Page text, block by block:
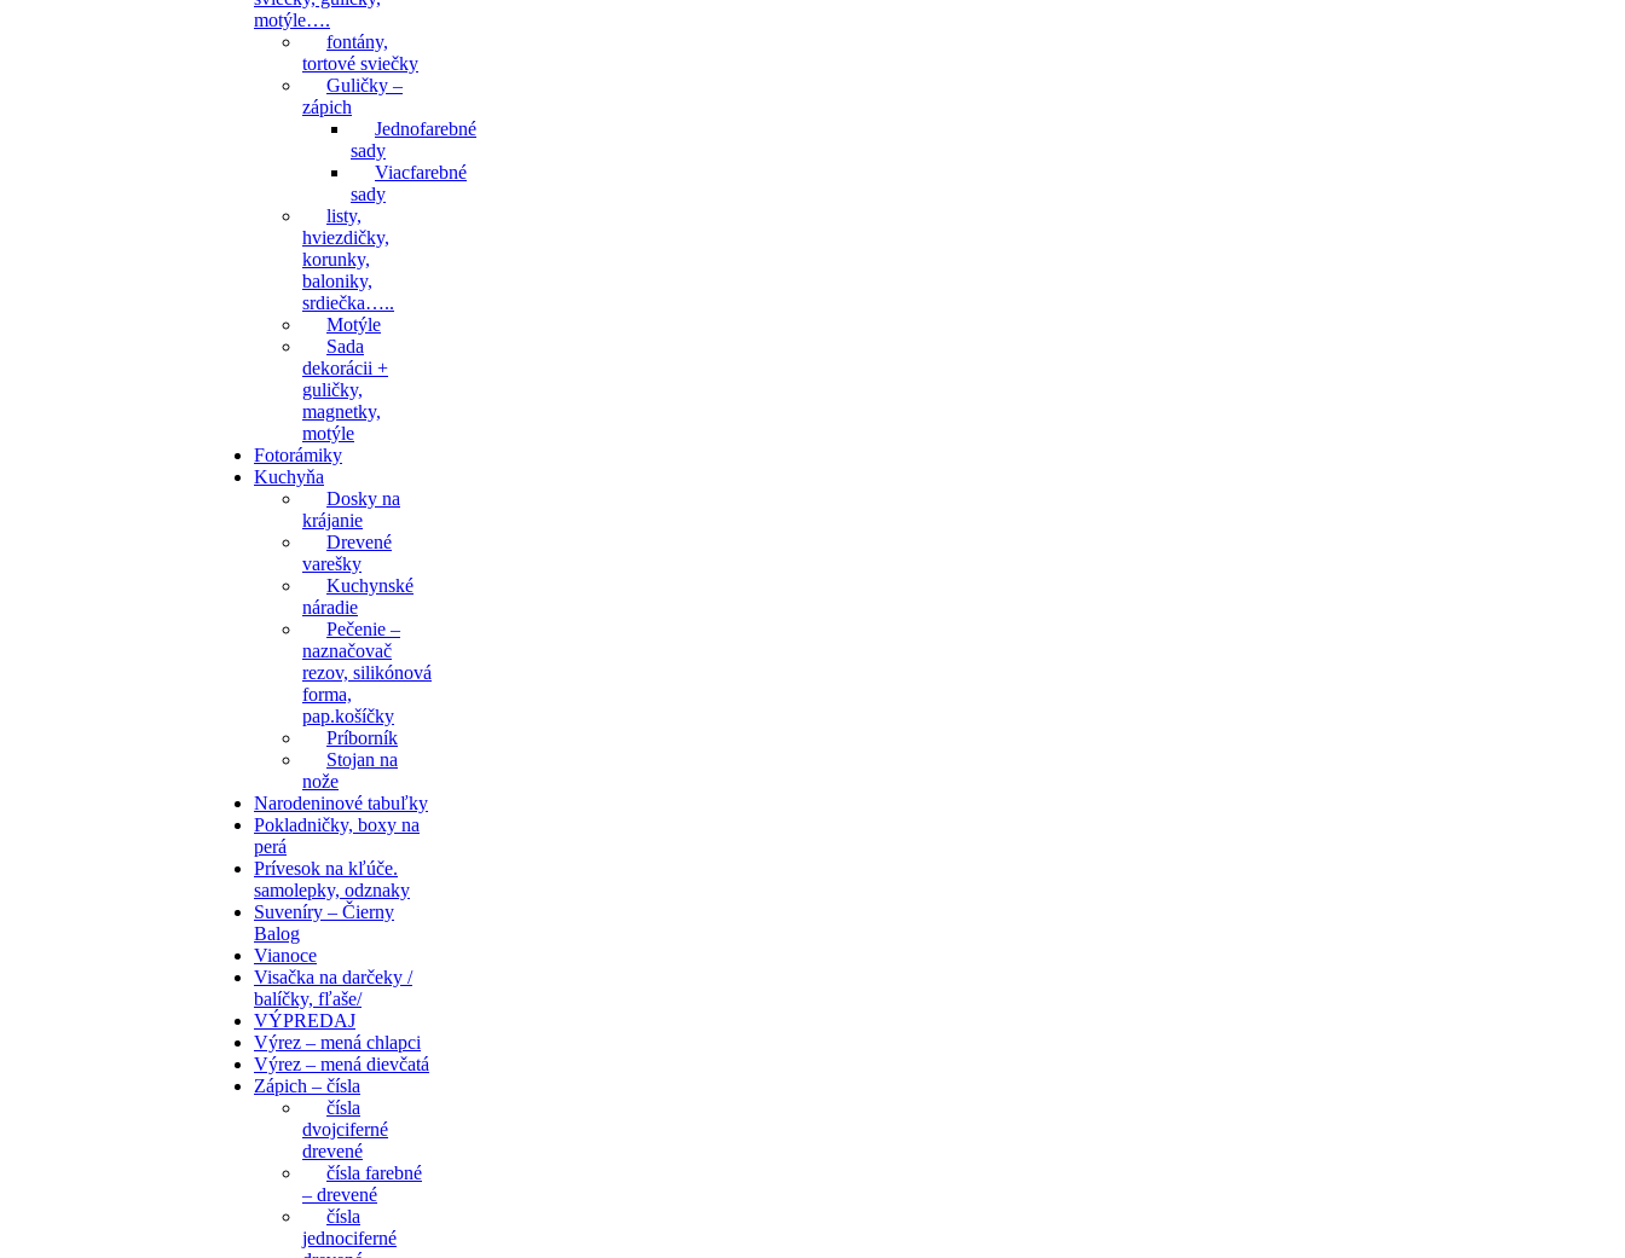
motýle….
fontány,
tortové sviečky
Guličky –
zápich
Jednofarebné
sady
Viacfarebné
sady
listy,
hviezdičky,
korunky,
baloniky,
srdiečka…..
Motýle
Sada
dekorácii +
guličky,
magnetky,
motýle
Fotorámiky
Kuchyňa
Dosky na
krájanie
Drevené
varešky
Kuchynské
náradie
Pečenie –
naznačovač
rezov, silikónová
forma,
pap.košíčky
Príborník
Stojan na
nože
Narodeninové tabuľky
Pokladničky, boxy na
perá
Prívesok na kľúče.
samolepky, odznaky
Suveníry – Čierny
Balog
Vianoce
Visačka na darčeky /
balíčky, fľaše/
VÝPREDAJ
Výrez – mená chlapci
Výrez – mená dievčatá
Zápich – čísla
čísla
dvojciferné
drevené
čísla farebné
– drevené
čísla
jednociferné